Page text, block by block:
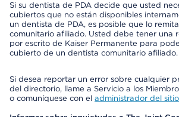
Si su dentista de PDA decide que usted
cubiertos que no están disponibles
un dentista de PDA, es posible que lo
comunitario afiliado. Usted debe tener una
por escrito de Kaiser Permanente para
cubierto de un dentista comunitario afiliado.
Si desea reportar un error sobre cualquier
del directorio, llame a Servicio a los
o comuníquese con el administrador del